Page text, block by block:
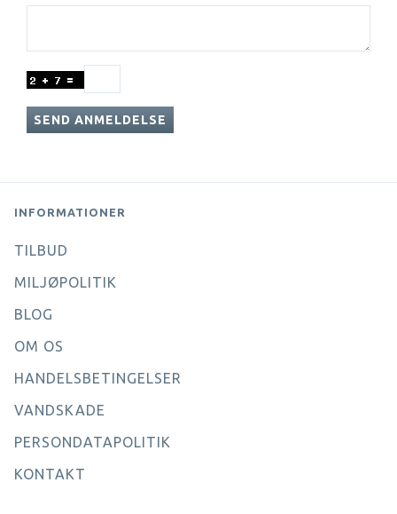
SEND ANMELDELSE
INFORMATIONER
TILBUD
MILJØPOLITIK
BLOG
OM OS
HANDELSBETINGELSER
VANDSKADE
PERSONDATAPOLITIK
KONTAKT